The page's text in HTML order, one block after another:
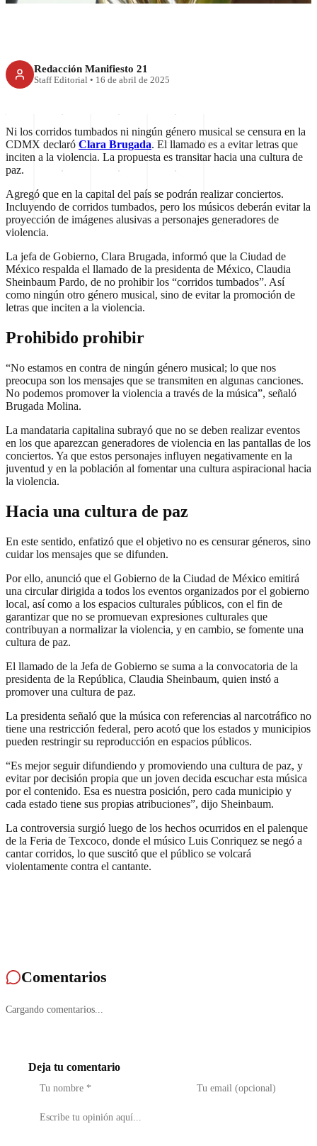
Redacción Manifiesto 21
Staff Editorial • 16 de abril de 2025
Ni los corridos tumbados ni ningún género musical se censura en la
CDMX declaró Clara Brugada. El llamado es a evitar letras que
inciten a la violencia. La propuesta es transitar hacia una cultura de
paz.
Agregó que en la capital del país se podrán realizar conciertos.
Incluyendo de corridos tumbados, pero los músicos deberán evitar la
proyección de imágenes alusivas a personajes generadores de
violencia.
La jefa de Gobierno, Clara Brugada, informó que la Ciudad de
México respalda el llamado de la presidenta de México, Claudia
Sheinbaum Pardo, de no prohibir los “corridos tumbados”. Así
como ningún otro género musical, sino de evitar la promoción de
letras que inciten a la violencia.
Prohibido prohibir
“No estamos en contra de ningún género musical; lo que nos
preocupa son los mensajes que se transmiten en algunas canciones.
No podemos promover la violencia a través de la música”, señaló
Brugada Molina.
La mandataria capitalina subrayó que no se deben realizar eventos
en los que aparezcan generadores de violencia en las pantallas de los
conciertos. Ya que estos personajes influyen negativamente en la
juventud y en la población al fomentar una cultura aspiracional hacia
la violencia.
Hacia una cultura de paz
En este sentido, enfatizó que el objetivo no es censurar géneros, sino
cuidar los mensajes que se difunden.
Por ello, anunció que el Gobierno de la Ciudad de México emitirá
una circular dirigida a todos los eventos organizados por el gobierno
local, así como a los espacios culturales públicos, con el fin de
garantizar que no se promuevan expresiones culturales que
contribuyan a normalizar la violencia, y en cambio, se fomente una
cultura de paz.
El llamado de la Jefa de Gobierno se suma a la convocatoria de la
presidenta de la República, Claudia Sheinbaum, quien instó a
promover una cultura de paz.
La presidenta señaló que la música con referencias al narcotráfico no
tiene una restricción federal, pero acotó que los estados y municipios
pueden restringir su reproducción en espacios públicos.
“Es mejor seguir difundiendo y promoviendo una cultura de paz, y
evitar por decisión propia que un joven decida escuchar esta música
por el contenido. Esa es nuestra posición, pero cada municipio y
cada estado tiene sus propias atribuciones”, dijo Sheinbaum.
La controversia surgió luego de los hechos ocurridos en el palenque
de la Feria de Texcoco, donde el músico Luis Conriquez se negó a
cantar corridos, lo que suscitó que el público se volcará
violentamente contra el cantante.
Comentarios
Cargando comentarios...
Deja tu comentario